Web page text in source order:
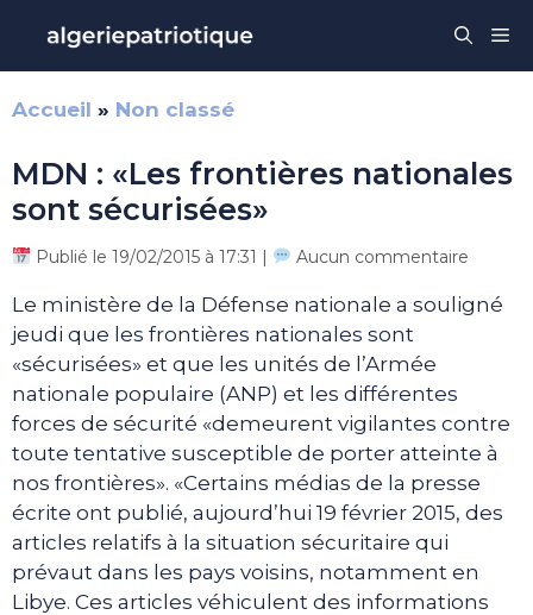
contenu
Accueil » Non classé
MDN : «Les frontières nationales
sont sécurisées»
Publié le 19/02/2015 à 17:31 | Aucun commentaire
Le ministère de la Défense nationale a souligné
jeudi que les frontières nationales sont
«sécurisées» et que les unités de l’Armée
nationale populaire (ANP) et les différentes
forces de sécurité «demeurent vigilantes contre
toute tentative susceptible de porter atteinte à
nos frontières». «Certains médias de la presse
écrite ont publié, aujourd’hui 19 février 2015, des
articles relatifs à la situation sécuritaire qui
prévaut dans les pays voisins, notamment en
Libye. Ces articles véhiculent des informations